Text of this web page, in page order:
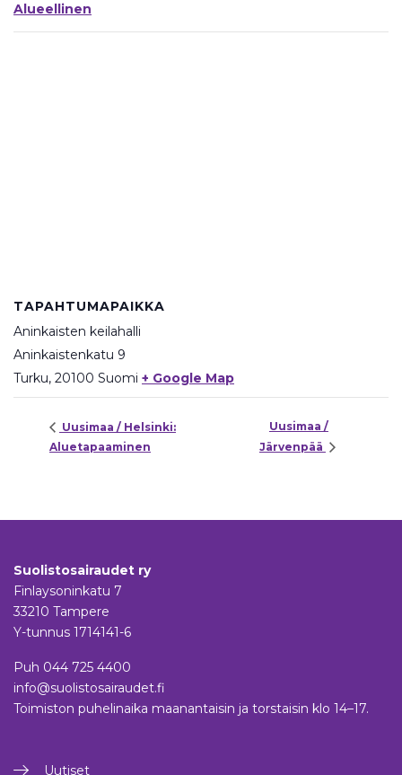
Alueellinen
TAPAHTUMAPAIKKA
Aninkaisten keilahalli
Aninkaistenkatu 9
Turku, 20100 Suomi + Google Map
Uusimaa / Helsinki:
Aluetapaaminen
Uusimaa /
Järvenpää
Suolistosairaudet ry
Finlaysoninkatu 7
33210 Tampere
Y-tunnus 1714141-6
Puh 044 725 4400
info@suolistosairaudet.fi
Toimiston puhelinaika maanantaisin ja torstaisin klo 14–17.
Uutiset